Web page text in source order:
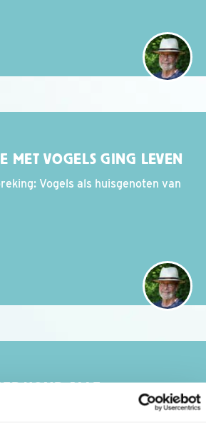
MET VOGELS GING LEVEN
Vogels als huisgenoten van
VOND ALLE